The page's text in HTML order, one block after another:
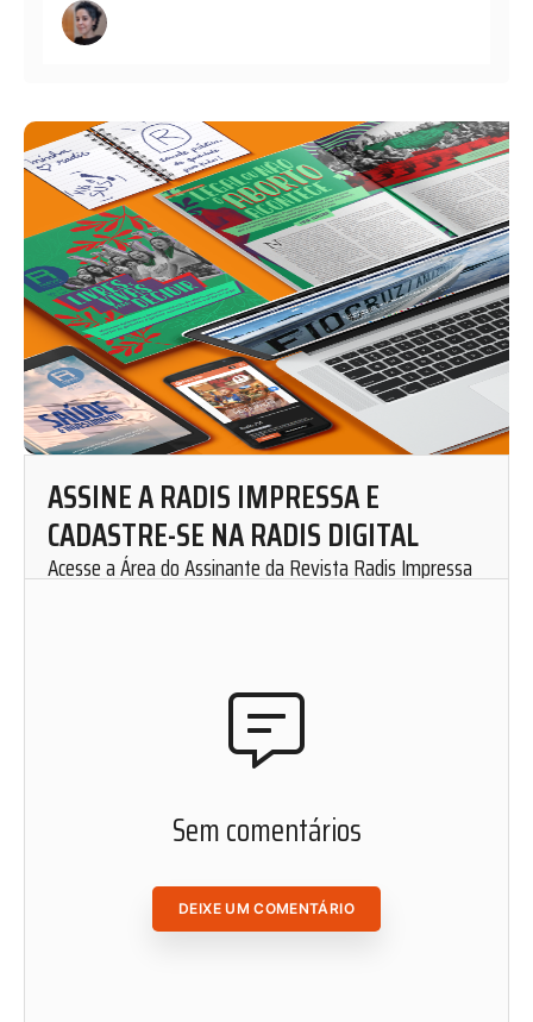
ASSINE A RADIS IMPRESSA E
CADASTRE-SE NA RADIS DIGITAL
Acesse a Área do Assinante da Revista Radis Impressa
ACESSAR ÁREA DO ASSINANTE
Sem comentários
DEIXE UM COMENTÁRIO